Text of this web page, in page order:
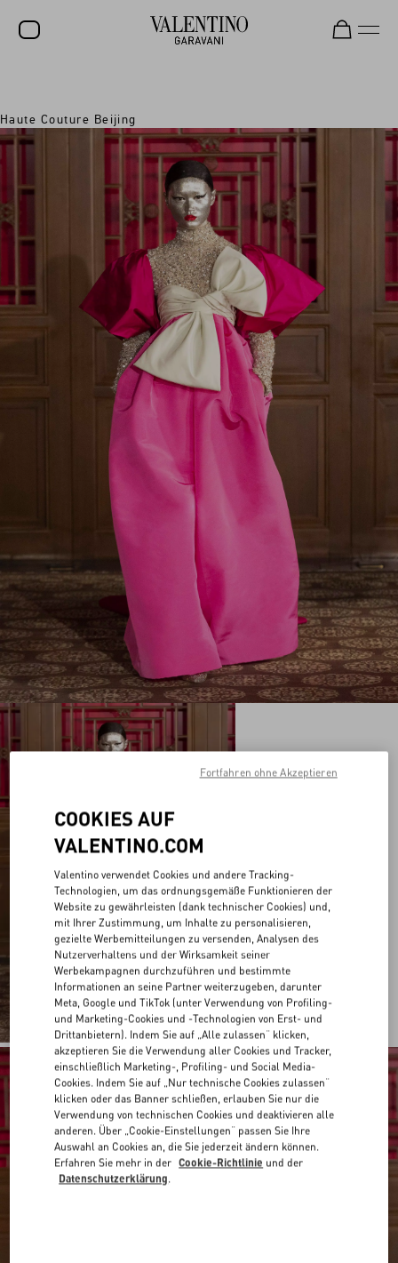
NEUHEITEN
DAMEN
GESCHENKE
SCHMUCK
Haute Couture Beijing
COOKIES AUF
VALENTINO.COM
Valentino verwendet Cookies und andere Tracking-
Technologien, um das ordnungsgemäße Funktionieren der
Website zu gewährleisten (dank technischer Cookies) und,
mit Ihrer Zustimmung, um Inhalte zu personalisieren,
gezielte Werbemitteilungen zu versenden, Analysen des
Nutzerverhaltens und der Wirksamkeit seiner
Werbekampagnen durchzuführen und bestimmte
Informationen an seine Partner weiterzugeben, darunter
Meta, Google und TikTok (unter Verwendung von Profiling-
und Marketing-Cookies und -Technologien von Erst- und
Drittanbietern). Indem Sie auf „Alle zulassen“ klicken,
akzeptieren Sie die Verwendung aller Cookies und Tracker,
einschließlich Marketing-, Profiling- und Social Media-
Cookies. Indem Sie auf „Nur technische Cookies zulassen“
klicken oder das Banner schließen, erlauben Sie nur die
Verwendung von technischen Cookies und deaktivieren alle
anderen. Über „Cookie-Einstellungen“ passen Sie Ihre
Auswahl an Cookies an, die Sie jederzeit ändern können.
Erfahren Sie mehr in der Cookie-Richtlinie und der
Datenschutzerklärung.
Fortfahren ohne Akzeptieren